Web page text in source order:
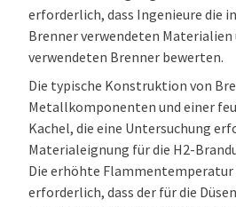
erforderlich, dass Ingenieure die
Brenner verwendeten Materialien
verwendeten Brenner bewerten.
Die typische Konstruktion von
Metallkomponenten und einer
Kachel, die eine Untersuchung
Materialeignung für die H2-
Die erhöhte Flammentemperatur
erforderlich, dass der für die